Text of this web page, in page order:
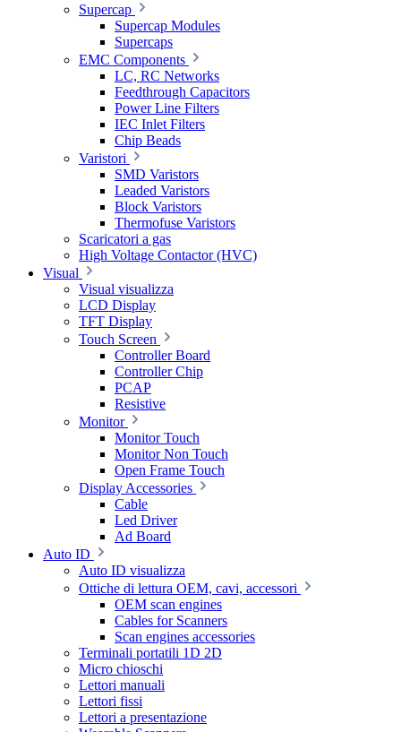
Supercap
Supercap Modules
Supercaps
EMC Components
LC, RC Networks
Feedthrough Capacitors
Power Line Filters
IEC Inlet Filters
Chip Beads
Varistori
SMD Varistors
Leaded Varistors
Block Varistors
Thermofuse Varistors
Scaricatori a gas
High Voltage Contactor (HVC)
Visual
Visual visualizza
LCD Display
TFT Display
Touch Screen
Controller Board
Controller Chip
PCAP
Resistive
Monitor
Monitor Touch
Monitor Non Touch
Open Frame Touch
Display Accessories
Cable
Led Driver
Ad Board
Auto ID
Auto ID visualizza
Ottiche di lettura OEM, cavi, accessori
OEM scan engines
Cables for Scanners
Scan engines accessories
Terminali portatili 1D 2D
Micro chioschi
Lettori manuali
Lettori fissi
Lettori a presentazione